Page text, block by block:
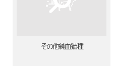
その他純血猫種